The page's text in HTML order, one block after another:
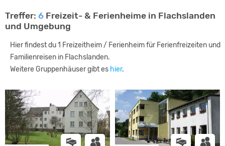
Treffer: 6 Freizeit- & Ferienheime in Flachslanden
und Umgebung
Hier findest du 1 Freizeitheim / Ferienheim für Ferienfreizeiten und
Familienreisen in Flachslanden.
Weitere Gruppenhäuser gibt es hier.